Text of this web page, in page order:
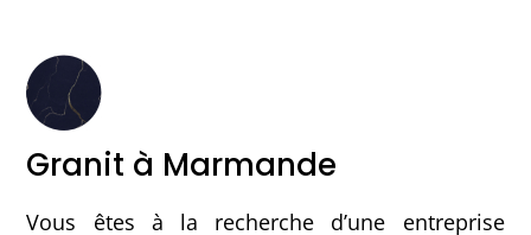
Granit à Marmande
Vous êtes à la recherche d’une entreprise